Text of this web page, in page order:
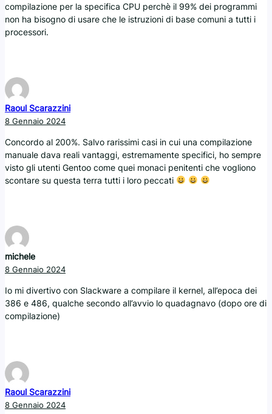
compilazione per la specifica CPU perchè il 99% dei programmi
non ha bisogno di usare che le istruzioni di base comuni a tutti i
processori.
Raoul Scarazzini
8 Gennaio 2024
Concordo al 200%. Salvo rarissimi casi in cui una compilazione
manuale dava reali vantaggi, estremamente specifici, ho sempre
visto gli utenti Gentoo come quei monaci penitenti che vogliono
scontare su questa terra tutti i loro peccati
michele
8 Gennaio 2024
Io mi divertivo con Slackware a compilare il kernel, all’epoca dei
386 e 486, qualche secondo all’avvio lo quadagnavo (dopo ore di
compilazione)
Raoul Scarazzini
8 Gennaio 2024